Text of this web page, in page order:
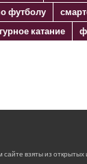
футболу
катание
взяты из открытых